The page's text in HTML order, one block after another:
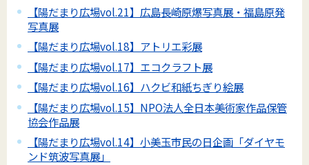
【陽だまり広場vol.21】広島長崎原爆写真展・福島原発
写真展
【陽だまり広場vol.18】アトリエ彩展
【陽だまり広場vol.17】エコクラフト展
【陽だまり広場vol.16】ハクビ和紙ちぎり絵展
【陽だまり広場vol.15】NPO法人全日本美術家作品保管
協会作品展
【陽だまり広場vol.14】小美玉市民の日企画「ダイヤモ
ンド筑波写真展」